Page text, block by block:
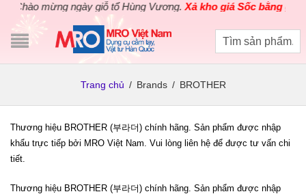
Chào mừng ngày giỗ tổ Hùng Vương.Xả kho giá Sốc bằng giá
Trang chủ / Brands / BROTHER
Thương hiệu BROTHER (부라더) chính hãng. Sản phẩm được nhập
khẩu trực tiếp bởi MRO Việt Nam. Vui lòng liên hệ để được tư vấn chi
tiết.
Thương hiệu BROTHER (부라더) chính hãng. Sản phẩm được nhập